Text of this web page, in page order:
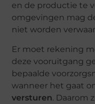
en de productie te
omgevingen mag
niet worden
Er moet rekening
deze vooruitgang
bepaalde
wanneer het gaat
versturen. Daarom